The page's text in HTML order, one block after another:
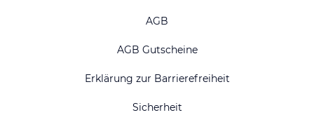
AGB
AGB Gutscheine
Erklärung zur Barrierefreiheit
Sicherheit